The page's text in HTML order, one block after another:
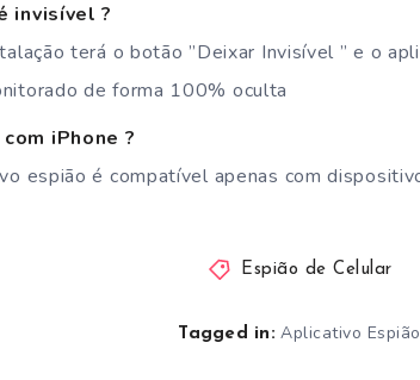
invisível ?
terá o botão ”Deixar Invisível ” e o
de forma 100% oculta
iPhone ?
espião é compatível apenas com
Espião de Celular
Tagged in: Aplicativo Espião